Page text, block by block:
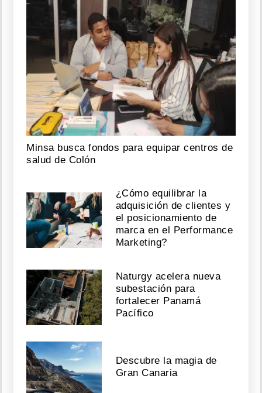
Minsa busca fondos para equipar centros de
salud de Colón
¿Cómo equilibrar la
adquisición de clientes y
el posicionamiento de
marca en el Performance
Marketing?
Naturgy acelera nueva
subestación para
fortalecer Panamá
Pacífico
Descubre la magia de
Gran Canaria